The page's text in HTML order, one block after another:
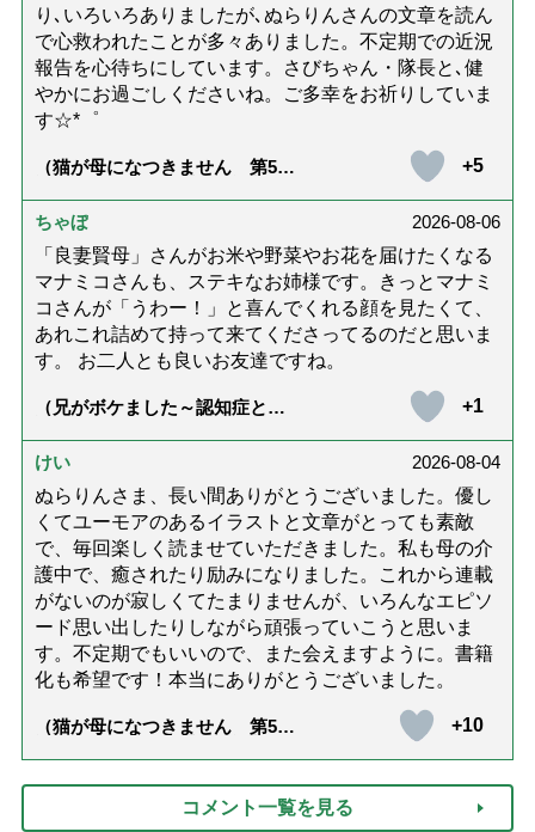
り､いろいろありましたが､ぬらりんさんの文章を読ん
で心救われたことが多々ありました。不定期での近況
報告を心待ちにしています。さびちゃん・隊長と､健
やかにお過ごしくださいね。ご多幸をお祈りしていま
す☆*゜
（猫が母になつきません 第500
+5
ちゃぼ
2026-08-06
「良妻賢母」さんがお米や野菜やお花を届けたくなる
マナミコさんも、ステキなお姉様です。きっとマナミ
コさんが「うわー！」と喜んでくれる顔を見たくて、
あれこれ詰めて持って来てくださってるのだと思いま
す。 お二人とも良いお友達ですね。
（兄がボケました～認知症と介
達』が届きました」）
+1
けい
2026-08-04
ぬらりんさま、長い間ありがとうございました。優し
くてユーモアのあるイラストと文章がとっても素敵
で、毎回楽しく読ませていただきました。私も母の介
護中で、癒されたり励みになりました。これから連載
がないのが寂しくてたまりませんが、いろんなエピソ
ード思い出したりしながら頑張っていこうと思いま
す。不定期でもいいので、また会えますように。書籍
化も希望です！本当にありがとうございました。
（猫が母になつきません 第500
+10
コメント一覧を見る